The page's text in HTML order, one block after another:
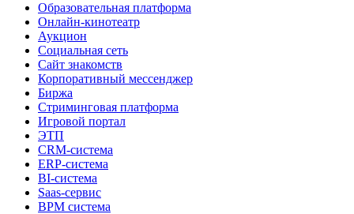
Образовательная платформа
Онлайн-кинотеатр
Аукцион
Социальная сеть
Сайт знакомств
Корпоративный мессенджер
Биржа
Стриминговая платформа
Игровой портал
ЭТП
CRM-система
ERP-система
BI-система
Saas-сервис
BPM система